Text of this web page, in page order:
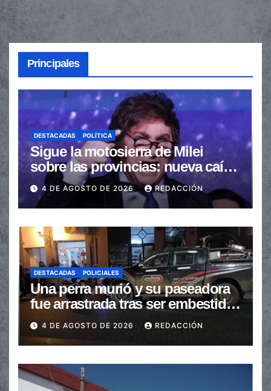
Principales
DESTACADAS POLÍTICA
Sigue la motosierra de Milei
sobre las provincias: nueva caída
de las transferencias no
automáticas
4 DE AGOSTO DE 2026 REDACCIÓN
DESTACADAS POLICIALES
Una perra murió y su paseadora
fue arrastrada tras ser embestidas
en la senda peatonal
4 DE AGOSTO DE 2026 REDACCIÓN